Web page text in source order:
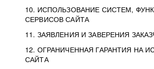
10. ИСПОЛЬЗОВАНИЕ СИСТЕМ,
СЕРВИСОВ САЙТА
11. ЗАЯВЛЕНИЯ И ЗАВЕРЕНИЯ
12. ОГРАНИЧЕННАЯ ГАРАНТИЯ НА
САЙТА